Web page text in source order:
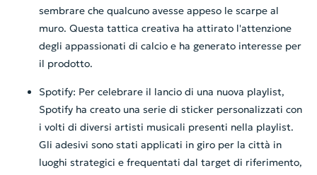
sembrare che qualcuno avesse appeso le scarpe al
muro. Questa tattica creativa ha attirato l'attenzione
degli appassionati di calcio e ha generato interesse per
il prodotto.
Spotify: Per celebrare il lancio di una nuova playlist,
Spotify ha creato una serie di sticker personalizzati con
i volti di diversi artisti musicali presenti nella playlist.
Gli adesivi sono stati applicati in giro per la città in
luoghi strategici e frequentati dal target di riferimento,